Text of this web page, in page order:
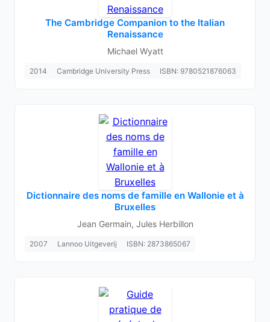
The Cambridge Companion to the Italian
Renaissance
Michael Wyatt
2014 Cambridge University Press ISBN: 9780521876063
Dictionnaire des noms de famille en Wallonie et à
Bruxelles
Jean Germain, Jules Herbillon
2007 Lannoo Uitgeverij ISBN: 2873865067